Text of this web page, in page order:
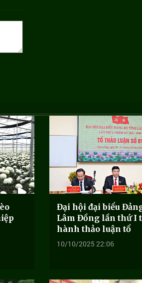
Đại hội đại biểu
Lâm Đồng lần thứ I
hành thảo luận tổ
10/10/2025 22:06